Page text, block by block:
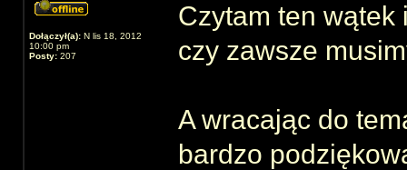
Dołączył(a): N lis 18, 2012
10:00 pm
Posty: 207
Czytam ten
czy zawsze
A wracając do
bardzo